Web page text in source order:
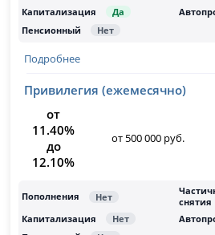
Подробнее
Привилегия (ежемесячно)
от
11.40%
до
12.10%
от 500 000 руб.